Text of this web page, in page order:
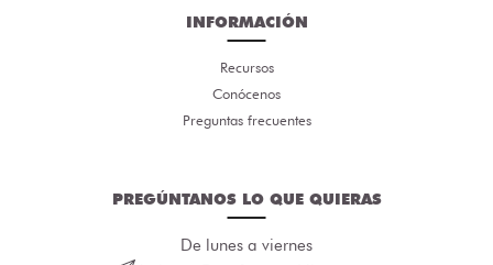
INFORMACIÓN
Recursos
Conócenos
Preguntas frecuentes
PREGÚNTANOS LO QUE QUIERAS
De lunes a viernes